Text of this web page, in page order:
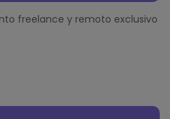
freelance y remoto exclusivo